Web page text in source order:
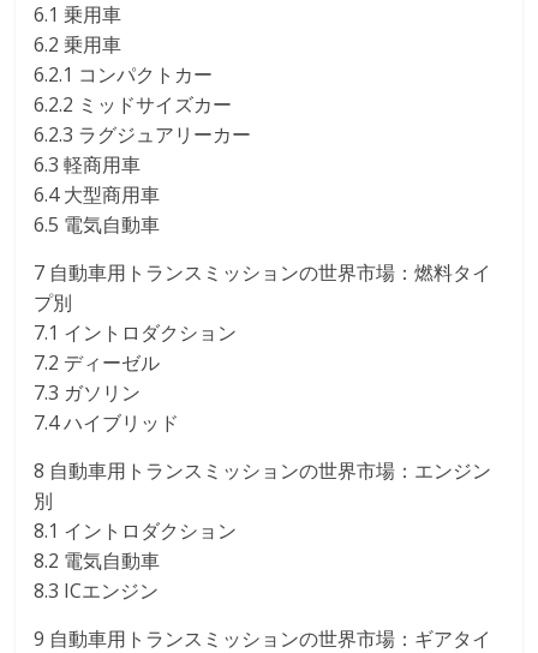
6.1 乗用車
6.2 乗用車
6.2.1 コンパクトカー
6.2.2 ミッドサイズカー
6.2.3 ラグジュアリーカー
6.3 軽商用車
6.4 大型商用車
6.5 電気自動車
7 自動車用トランスミッションの世界市場：燃料タイ
プ別
7.1 イントロダクション
7.2 ディーゼル
7.3 ガソリン
7.4 ハイブリッド
8 自動車用トランスミッションの世界市場：エンジン
別
8.1 イントロダクション
8.2 電気自動車
8.3 ICエンジン
9 自動車用トランスミッションの世界市場：ギアタイ